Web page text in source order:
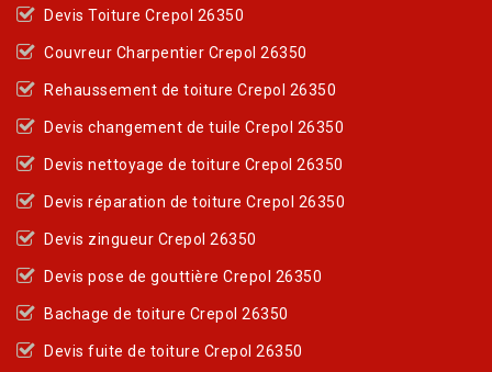
Devis Toiture Crepol 26350
Couvreur Charpentier Crepol 26350
Rehaussement de toiture Crepol 26350
Devis changement de tuile Crepol 26350
Devis nettoyage de toiture Crepol 26350
Devis réparation de toiture Crepol 26350
Devis zingueur Crepol 26350
Devis pose de gouttière Crepol 26350
Bachage de toiture Crepol 26350
Devis fuite de toiture Crepol 26350